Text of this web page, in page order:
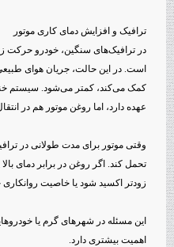
ترافیک و افزایش دمای کاری موتور
در ترافیک‌های سنگین، خودرو حرکت
است. در این حالت، جریان هوای
کمک می‌کند، کمتر می‌شود. سیستم
عهده دارد، اما روغن موتور هم در
وقتی موتور برای مدت طولانی در
تحمل کند. اگر روغن در برابر دمای
زودتر اکسید شود یا خاصیت
این مسئله در شهرهای گرم یا
اهمیت بیشتری دارد.